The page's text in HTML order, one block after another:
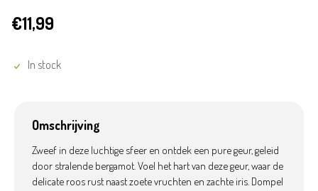
€11,99
In stock
Omschrijving
Zweef in deze luchtige sfeer en ontdek een pure geur, geleid
door stralende bergamot. Voel het hart van deze geur, waar de
delicate roos rust naast zoete vruchten en zachte iris. Dompel